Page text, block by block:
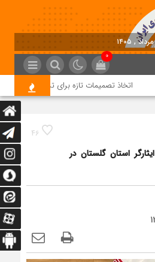
0
اتخاذ تصمیمات تازه برای تسریع در روند
46
۲۲۰ قطعه زمین به ۸۹۰ ایثارگر استان گلستان در